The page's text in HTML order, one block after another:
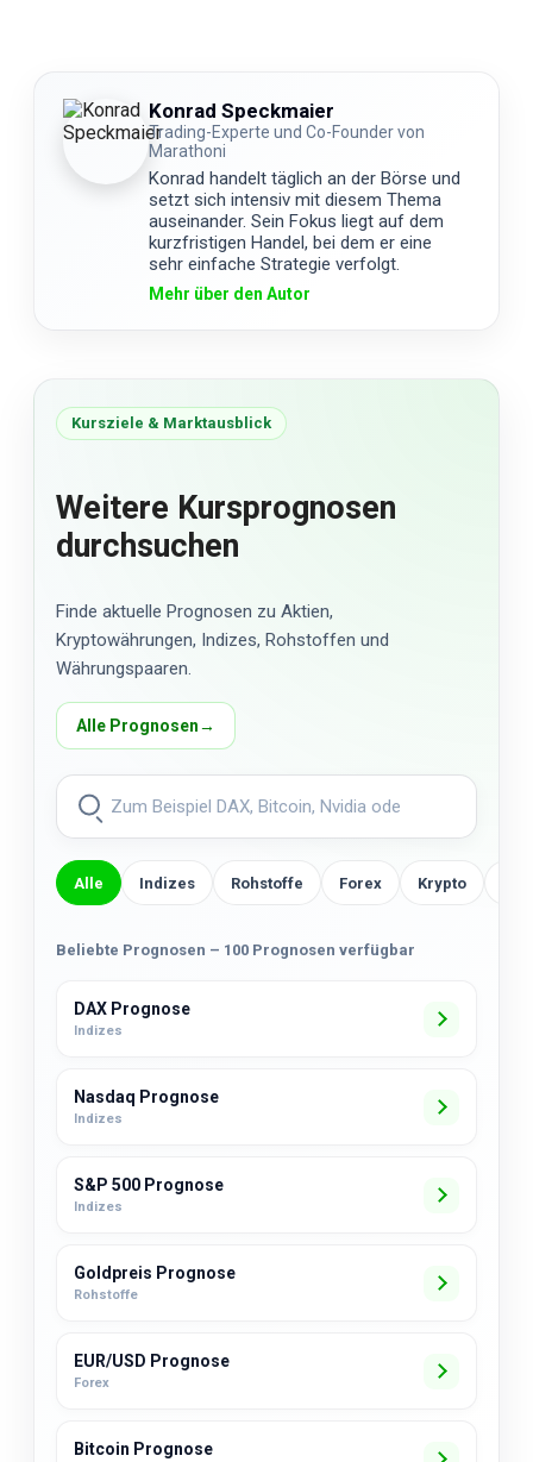
Konrad Speckmaier
Trading-Experte und Co-Founder von
Marathoni
Konrad handelt täglich an der Börse und
setzt sich intensiv mit diesem Thema
auseinander. Sein Fokus liegt auf dem
kurzfristigen Handel, bei dem er eine
sehr einfache Strategie verfolgt.
Mehr über den Autor
Kursziele & Marktausblick
Weitere Kursprognosen
durchsuchen
Finde aktuelle Prognosen zu Aktien,
Kryptowährungen, Indizes, Rohstoffen und
Währungspaaren.
Alle Prognosen→
Alle Indizes Rohstoffe Forex Krypto
Beliebte Prognosen – 100 Prognosen verfügbar
DAX Prognose
Indizes
Nasdaq Prognose
Indizes
S&P 500 Prognose
Indizes
Goldpreis Prognose
Rohstoffe
EUR/USD Prognose
Forex
Bitcoin Prognose